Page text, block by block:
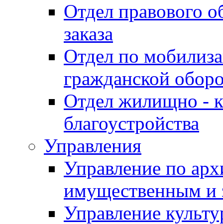
Отдел правового
заказа
Отдел по
гражданской
Отдел жилищно -
благоустройства
Управления
Управление по
имущественным и
Управление